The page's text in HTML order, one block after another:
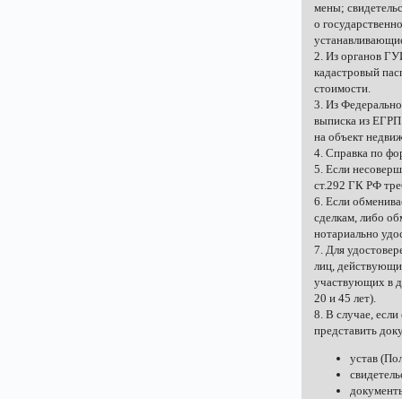
мены;
о
2. Из органов
кадастровый
стоимости.
3. Из
выписка из ЕГРП
на объект
4. Справка по
5. Если
ст.292 ГК РФ
6. Eсли
сделкам, либо
нотариально
7. Для
лиц,
участвующих в
20 и 45 лет).
8. В случае,
представить
устав